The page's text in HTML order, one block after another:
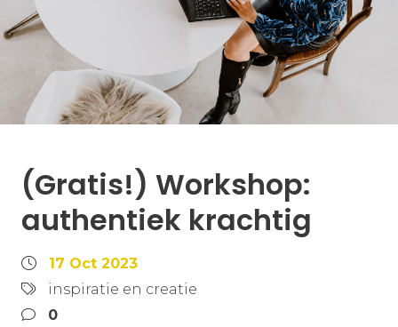
(Gratis!) Workshop:
authentiek krachtig
17 Oct 2023
inspiratie en creatie
0